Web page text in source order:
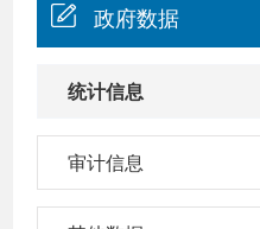
新闻中心
政务服务
政府数据
统计信息
审计信息